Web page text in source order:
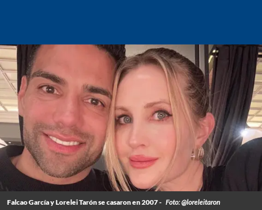
Falcao García y Lorelei Tarón se casaron en 2007 - Foto: @loreleitaron